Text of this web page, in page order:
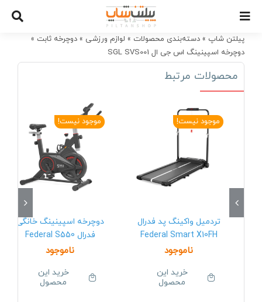
contentپیلتن شاپ » دسته‌بندی محصولات » لوازم ورزشی » دوچرخه ثابت »
دوچرخه اسپینینگ اس جی ال SGL SVS001
محصولات مرتبط
موجود نیست!
تردمیل واکینگ پد فدرال
Federal Smart X10FH
ناموجود
خرید این
محصول
موجود نیست!
دوچرخه اسپینینگ خانگی
فدرال Federal S550
ناموجود
خرید این
محصول